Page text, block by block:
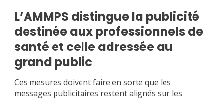
L’AMMPS distingue la publicité
destinée aux professionnels de
santé et celle adressée au
grand public
Ces mesures doivent faire en sorte que les
messages publicitaires restent alignés sur les